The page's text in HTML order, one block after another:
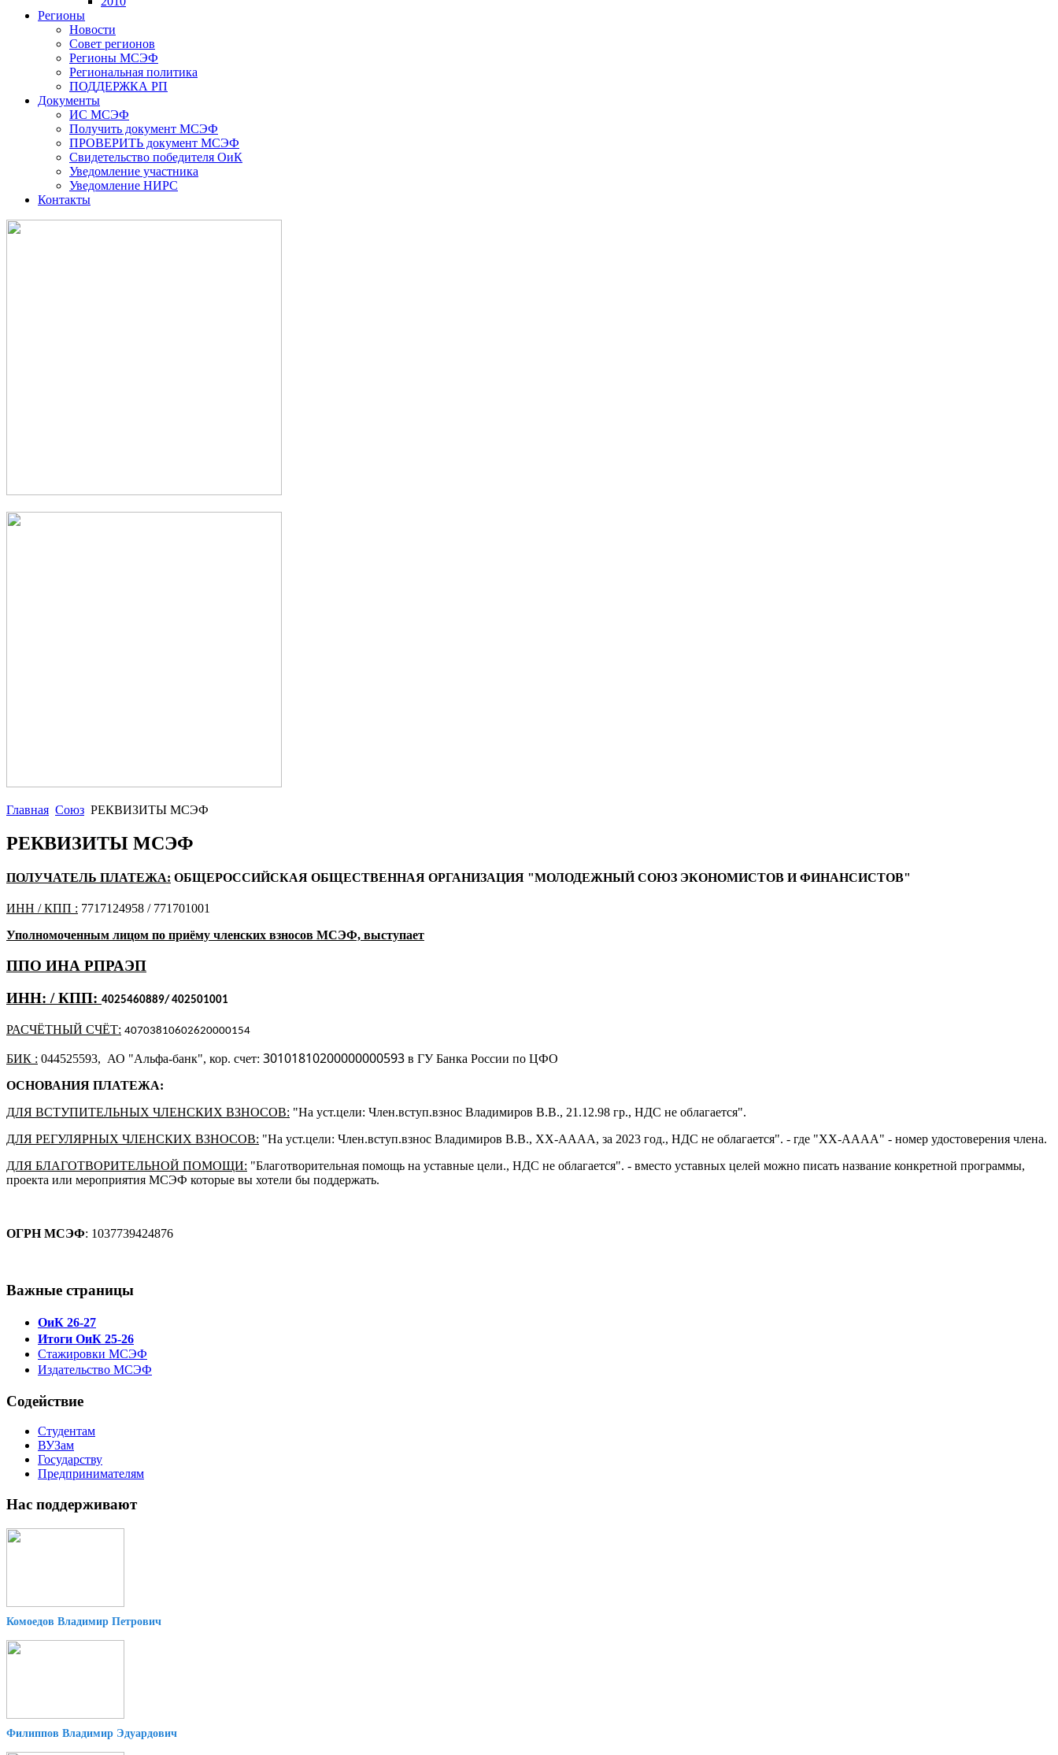
Регионы
Новости
Совет регионов
Регионы МСЭФ
Региональная политика
ПОДДЕРЖКА РП
Документы
ИС МСЭФ
Получить документ МСЭФ
ПРОВЕРИТЬ документ МСЭФ
Свидетельство победителя ОиК
Уведомление участника
Уведомление НИРС
Контакты
Главная Союз РЕКВИЗИТЫ МСЭФ
РЕКВИЗИТЫ МСЭФ
ПОЛУЧАТЕЛЬ ПЛАТЕЖА: ОБЩЕРОССИЙСКАЯ ОБЩЕСТВЕННАЯ ОРГАНИЗАЦИЯ "МОЛОДЕЖНЫЙ СОЮЗ ЭКОНОМИСТОВ И ФИНАНСИСТОВ"
ИНН / КПП : 7717124958 / 771701001
Уполномоченным лицом по приёму членских взносов МСЭФ, выступает
ППО ИНА РПРАЭП
ИНН: / КПП: 4025460889/ 402501001
РАСЧЁТНЫЙ СЧЁТ: 40703810602620000154
БИК : 044525593, АО "Альфа-банк", кор. счет: 30101810200000000593 в ГУ Банка России по ЦФО
ОСНОВАНИЯ ПЛАТЕЖА:
ДЛЯ ВСТУПИТЕЛЬНЫХ ЧЛЕНСКИХ ВЗНОСОВ: "На уст.цели: Член.вступ.взнос Владимиров В.В., 21.12.98 гр., НДС не облагается".
ДЛЯ РЕГУЛЯРНЫХ ЧЛЕНСКИХ ВЗНОСОВ: "На уст.цели: Член.вступ.взнос Владимиров В.В., XX-AAAA, за 2023 год., НДС не облагается". - где "ХХ-АААА" - номер удостоверения члена.
ДЛЯ БЛАГОТВОРИТЕЛЬНОЙ ПОМОЩИ: "Благотворительная помощь на уставные цели., НДС не облагается". - вместо уставных целей можно писать название конкретной программы,
проекта или мероприятия МСЭФ которые вы хотели бы поддержать.
ОГРН МСЭФ: 1037739424876
Важные страницы
ОиК 26-27
Итоги ОиК 25-26
Стажировки МСЭФ
Издательство МСЭФ
Содействие
Студентам
ВУЗам
Государству
Предпринимателям
Нас поддерживают
Комоедов Владимир Петрович
Филиппов Владимир Эдуардович